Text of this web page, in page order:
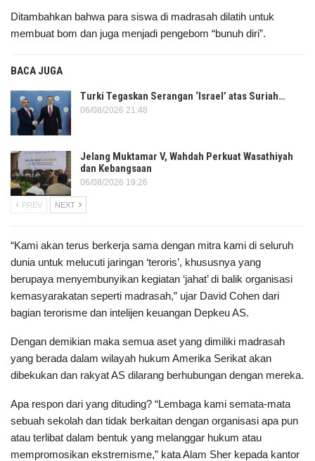
Ditambahkan bahwa para siswa di madrasah dilatih untuk
membuat bom dan juga menjadi pengebom “bunuh diri”.
BACA JUGA
Turki Tegaskan Serangan ‘Israel’ atas Suriah…
06/08/2026 21:48
Jelang Muktamar V, Wahdah Perkuat Wasathiyah
dan Kebangsaan
06/08/2026 19:26
PREV NEXT
“Kami akan terus berkerja sama dengan mitra kami di seluruh
dunia untuk melucuti jaringan ‘teroris’, khususnya yang
berupaya menyembunyikan kegiatan ‘jahat’ di balik organisasi
kemasyarakatan seperti madrasah,” ujar David Cohen dari
bagian terorisme dan intelijen keuangan Depkeu AS.
Dengan demikian maka semua aset yang dimiliki madrasah
yang berada dalam wilayah hukum Amerika Serikat akan
dibekukan dan rakyat AS dilarang berhubungan dengan mereka.
Apa respon dari yang dituding? “Lembaga kami semata-mata
sebuah sekolah dan tidak berkaitan dengan organisasi apa pun
atau terlibat dalam bentuk yang melanggar hukum atau
mempromosikan ekstremisme,” kata Alam Sher kepada kantor